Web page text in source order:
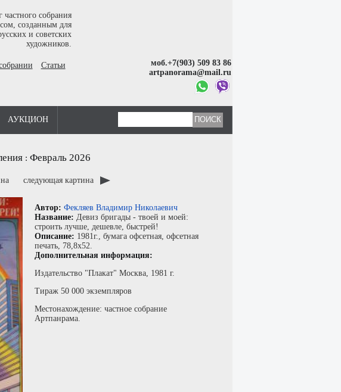
частного собрания
созданным для
и советских
художников.
Статьи
моб.+7(903) 509 83 86
artpanorama@mail.ru
АУКЦИОН
: Февраль 2026
следующая картина
Автор: Фекляев Владимир Николаевич
Название: Девиз бригады - твоей и моей:
строить лучше, дешевле, быстрей!
Описание: 1981г., бумага офсетная, офсетная
печать, 78,8x52.
Дополнительная информация:
Издательство "Плакат" Москва, 1981 г.
Тираж 50 000 экземпляров
Местонахождение: частное собрание
Артпанрама.